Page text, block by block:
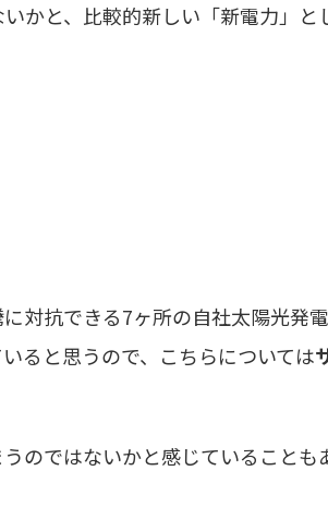
かと、比較的新しい「新電力」と
対抗できる7ヶ所の自社太陽光発
ると思うので、こちらについては
のではないかと感じていることも